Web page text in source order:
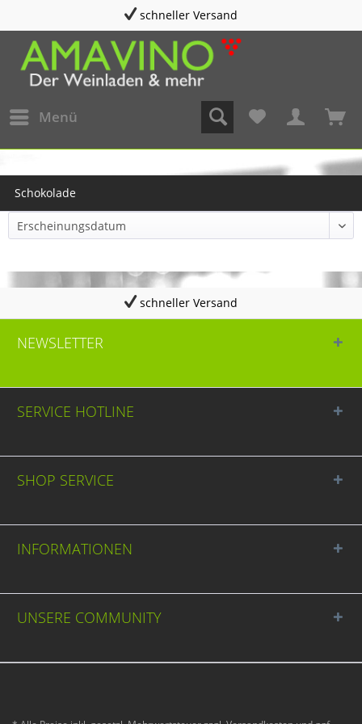
schneller Versand
Menü
Schokolade
schneller Versand
NEWSLETTER
SERVICE HOTLINE
SHOP SERVICE
INFORMATIONEN
UNSERE COMMUNITY